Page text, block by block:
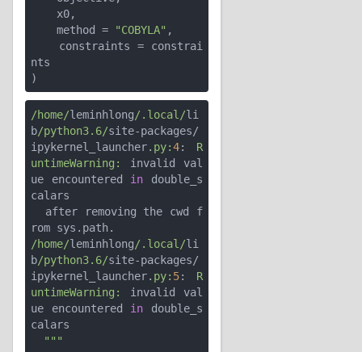
    method =
"COBYLA" ,
nts
/home/leminhlong/.local/li
b/python3.6/site-packages/
ipykernel_launcher. py:4: R
untimeWarning:
invalid val
ue encountered in double_s
calars
/home/leminhlong/.local/li
b/python3.6/site-packages/
ipykernel_launcher. py: 5: R
untimeWarning:
invalid val
ue encountered in double_s
calars